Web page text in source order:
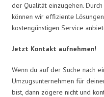
der Qualität einzugehen.
können wir effiziente
kostengünstigen Service
Jetzt Kontakt aufnehmen!
Wenn du auf der Suche nach
Umzugsunternehmen für
bist, dann zögere nicht und